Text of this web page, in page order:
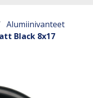
Alumiinivanteet
Black 8x17